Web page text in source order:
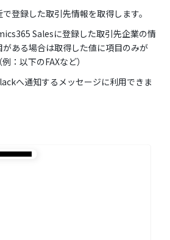
登録した取引先情報を取得します。
Salesに登録した取引先企業の情
ある場合は取得した値に項目のみが
：以下のFAXなど）
へ通知するメッセージに利用できま